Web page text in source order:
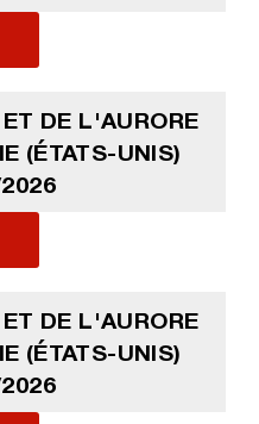
DE L'AURORE
(ÉTATS-UNIS)
DE L'AURORE
(ÉTATS-UNIS)